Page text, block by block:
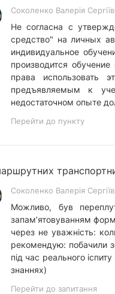
Соколенко Валерія
Не согласна с
средство" на личных
индивидуальное
производится
права использовать
предъявляемым к
недостаточном опыте
Перейти до пункту
Соколенко Валерія
Можливо, був
запамʼятовуванням
через не уважність:
рекомендую: побачили
під час реального
знаннях)
Перейти до запитання